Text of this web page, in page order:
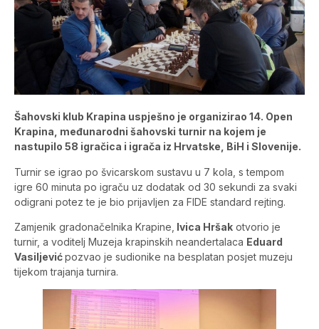
Šahovski klub Krapina uspješno je organizirao 14. Open
Krapina, međunarodni šahovski turnir na kojem je
nastupilo 58 igračica i igrača iz Hrvatske, BiH i Slovenije.
Turnir se igrao po švicarskom sustavu u 7 kola, s tempom
igre 60 minuta po igraču uz dodatak od 30 sekundi za svaki
odigrani potez te je bio prijavljen za FIDE standard rejting.
Zamjenik gradonačelnika Krapine, Ivica Hršak otvorio je
turnir, a voditelj Muzeja krapinskih neandertalaca Eduard
Vasiljevićpozvao je sudionike na besplatan posjet muzeju
tijekom trajanja turnira.